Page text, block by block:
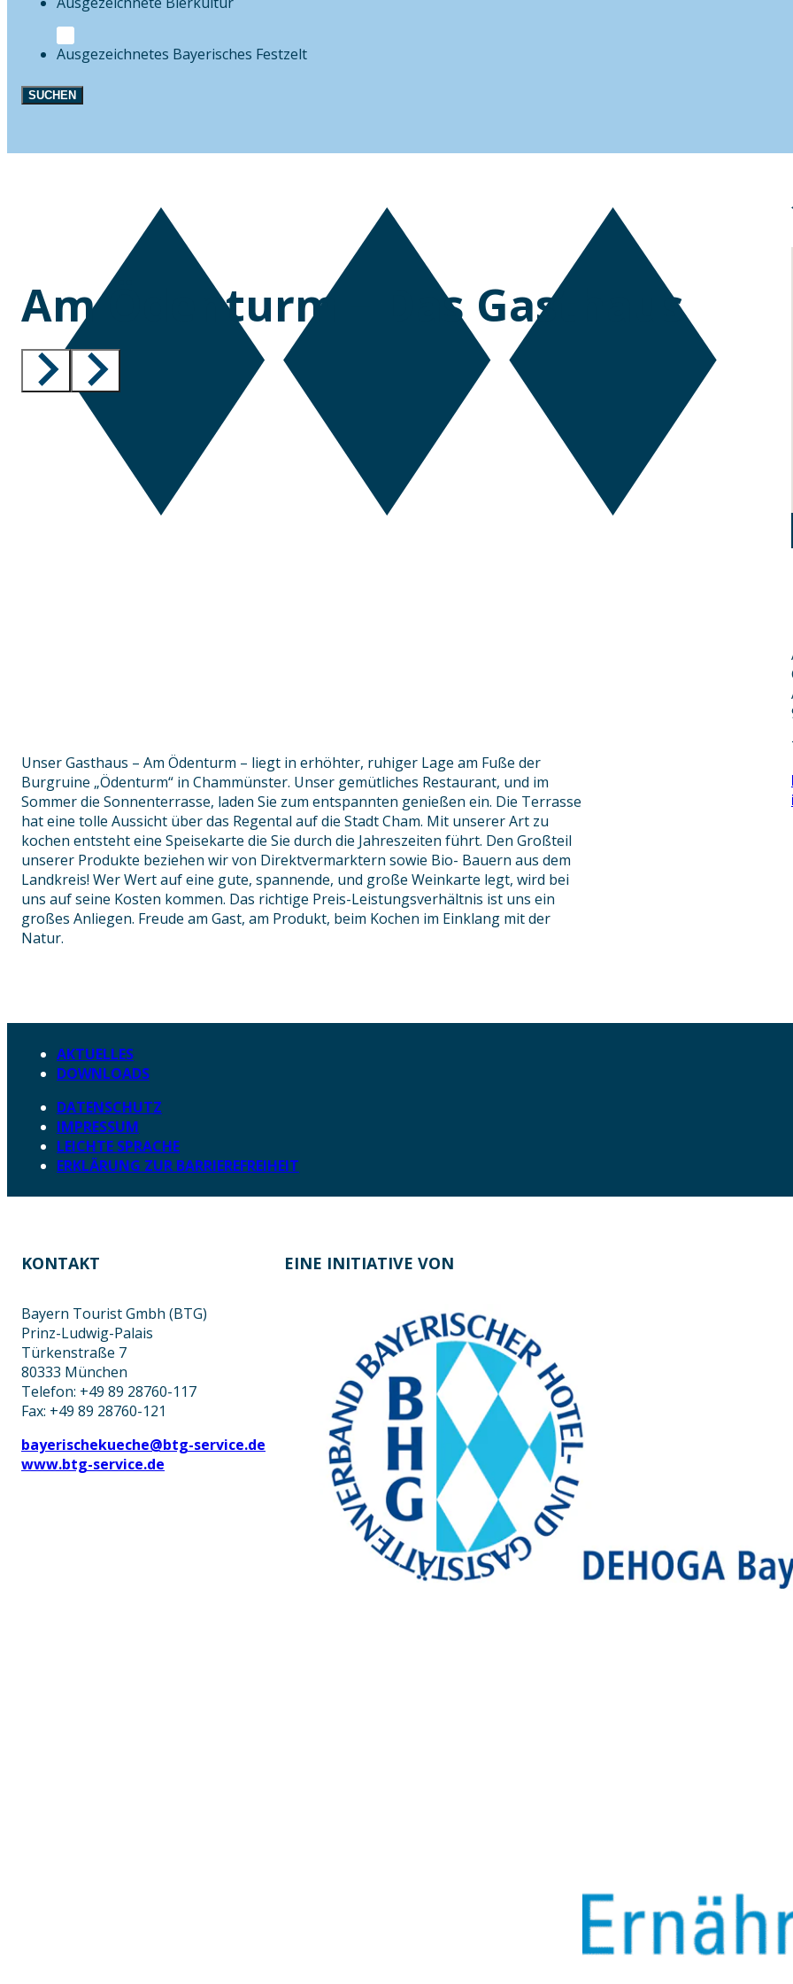
Festzelt
SUCHEN
Am Ödenturm – Das Gasthaus
Unser Gasthaus – Am Ödenturm – liegt in erhöhter, ruhiger Lage am Fuße der
Burgruine „Ödenturm“ in Chammünster. Unser gemütliches Restaurant, und im
Sommer die Sonnenterrasse, laden Sie zum entspannten genießen ein. Die Terrasse
hat eine tolle Aussicht über das Regental auf die Stadt Cham. Mit unserer Art zu
kochen entsteht eine Speisekarte die Sie durch die Jahreszeiten führt. Den Großteil
unserer Produkte beziehen wir von Direktvermarktern sowie Bio- Bauern aus dem
Landkreis! Wer Wert auf eine gute, spannende, und große Weinkarte legt, wird bei
uns auf seine Kosten kommen. Das richtige Preis-Leistungsverhältnis ist uns ein
großes Anliegen. Freude am Gast, am Produkt, beim Kochen im Einklang mit der
Natur.
AKTUELLES
DOWNLOADS
DATENSCHUTZ
IMPRESSUM
LEICHTE SPRACHE
ERKLÄRUNG ZUR BARRIEREFREIHEIT
KONTAKT EINE INITIATIVE VON
Bayern Tourist Gmbh (BTG)
Prinz-Ludwig-Palais
Türkenstraße 7
80333 München
Telefon: +49 89 28760-117
Fax: +49 89 28760-121
bayerischekueche@btg-service.de
www.btg-service.de